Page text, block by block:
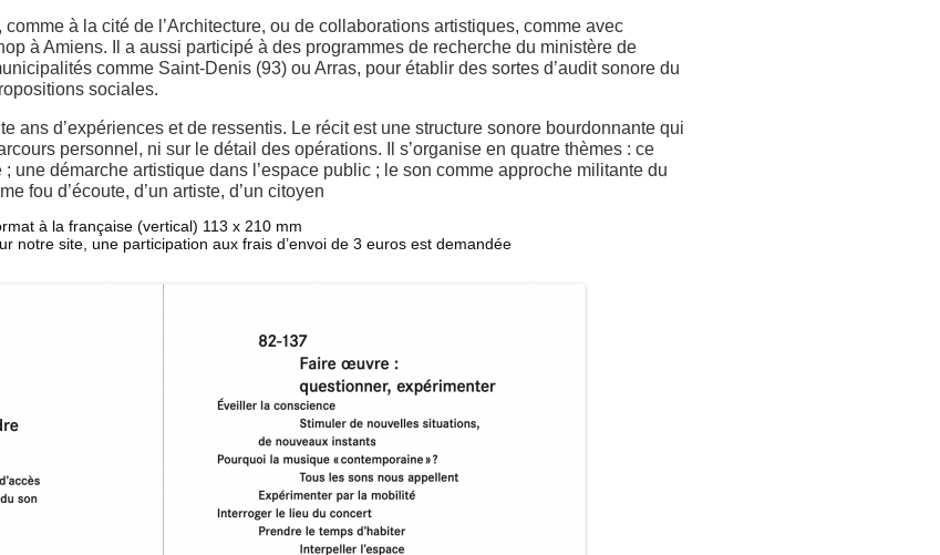
comme à la cité de l’Architecture, ou de collaborations artistiques, comme avec
à Amiens. Il a aussi participé à des programmes de recherche du ministère de
comme Saint-Denis (93) ou Arras, pour établir des sortes d’audit sonore du
sociales.
ans d’expériences et de ressentis. Le récit est une structure sonore bourdonnante qui
personnel, ni sur le détail des opérations. Il s’organise en quatre thèmes : ce
; une démarche artistique dans l’espace public ; le son comme approche militante du
fou d’écoute, d’un artiste, d’un citoyen
à la française (vertical) 113 x 210 mm
notre site, une participation aux frais d’envoi de 3 euros est demandée